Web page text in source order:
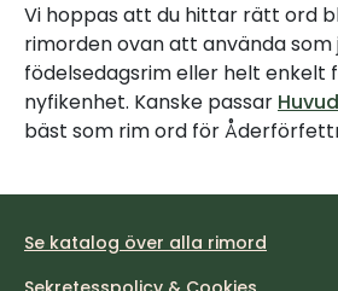
Vi hoppas att du hittar rätt ord
rimorden ovan att använda
födelsedagsrim eller helt enkelt
nyfikenhet. Kanske passar
bäst som rim ord för
Se katalog över alla rimord